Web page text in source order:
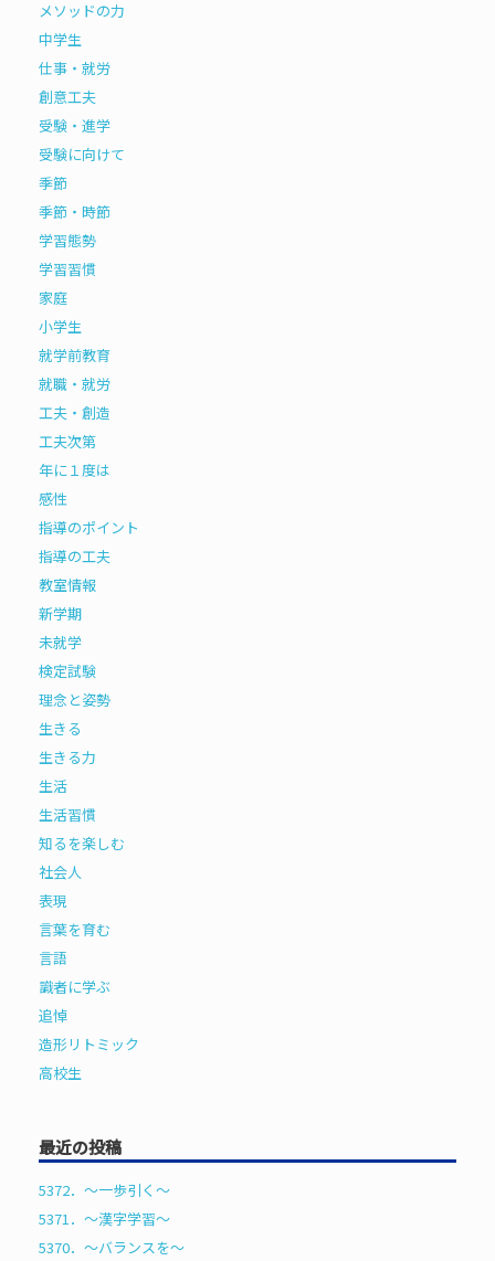
メソッドの力
中学生
仕事・就労
創意工夫
受験・進学
受験に向けて
季節
季節・時節
学習態勢
学習習慣
家庭
小学生
就学前教育
就職・就労
工夫・創造
工夫次第
年に１度は
感性
指導のポイント
指導の工夫
教室情報
新学期
未就学
検定試験
理念と姿勢
生きる
生きる力
生活
生活習慣
知るを楽しむ
社会人
表現
言葉を育む
言語
識者に学ぶ
追悼
造形リトミック
高校生
最近の投稿
5372．～一歩引く〜
5371．～漢字学習〜
5370．～バランスを〜